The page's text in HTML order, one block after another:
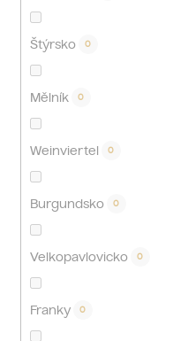
Štýrsko 0
Mělník 0
Weinviertel 0
Burgundsko 0
Velkopavlovicko 0
Franky 0